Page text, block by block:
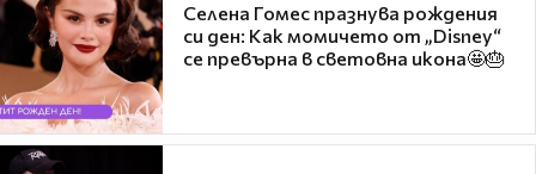
Селена Гомес празнува рождения
си ден: Как момичето от „Disney“
се превърна в световна икона🤩🎂